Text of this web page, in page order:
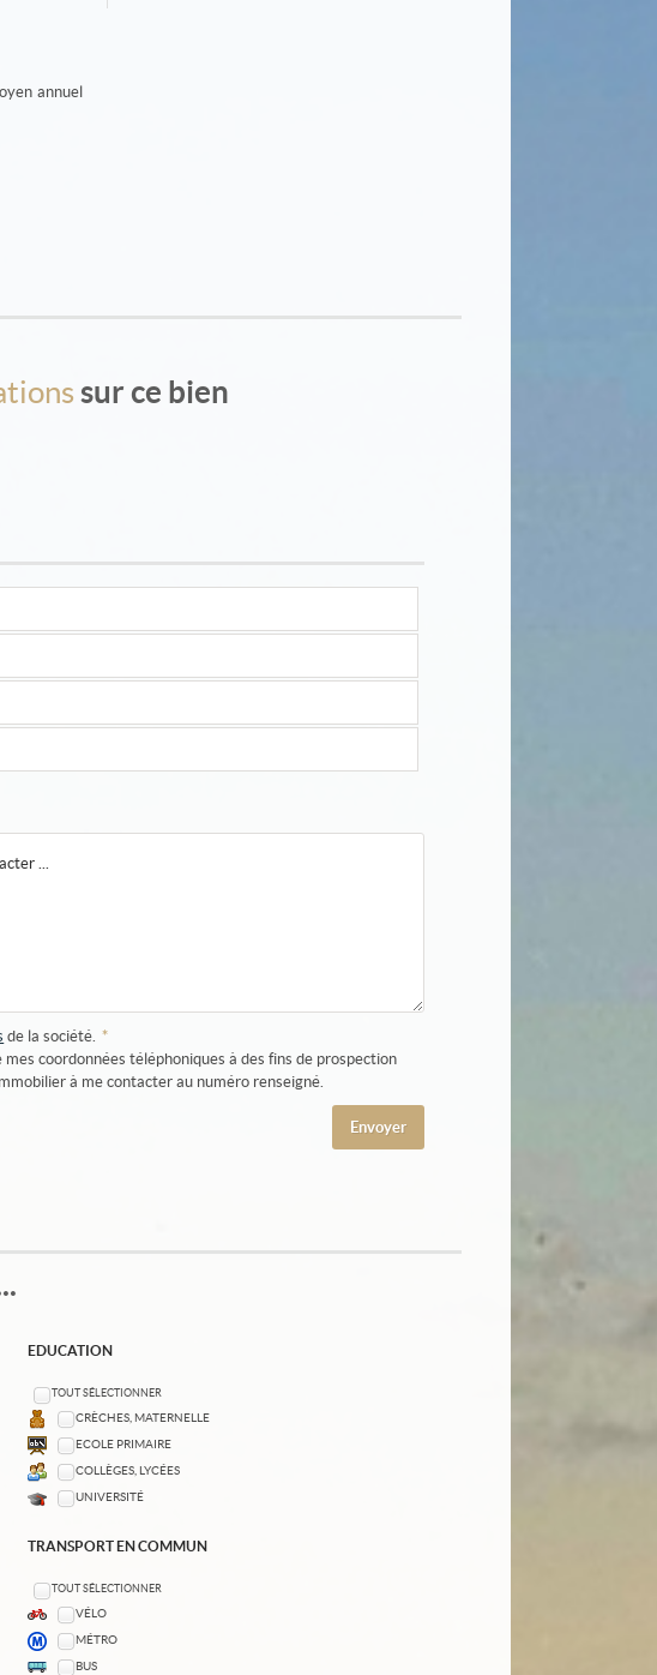
annuel
sur ce bien
de la société. *
coordonnées téléphoniques à des fins de prospection
à me contacter au numéro renseigné.
EDUCATION
TOUT SÉLECTIONNER
CRÈCHES, MATERNELLE
ECOLE PRIMAIRE
COLLÈGES, LYCÉES
UNIVERSITÉ
TRANSPORT EN COMMUN
TOUT SÉLECTIONNER
VÉLO
MÉTRO
BUS